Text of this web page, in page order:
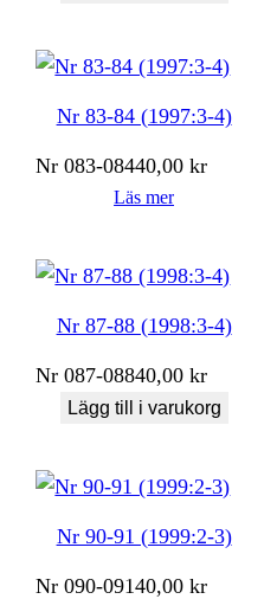
Nr 83-84 (1997:3-4)
Nr 083-08440,00kr
Läs mer
Nr 87-88 (1998:3-4)
Nr 087-08840,00kr
Lägg till i varukorg
Nr 90-91 (1999:2-3)
Nr 090-09140,00kr